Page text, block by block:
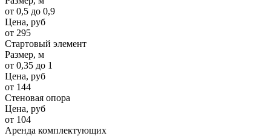
от 0,5 до 0,9
Цена, руб
от 295
Стартовый элемент
Размер, м
от 0,35 до 1
Цена, руб
от 144
Стеновая опора
Цена, руб
от 104
Аренда комплектующих